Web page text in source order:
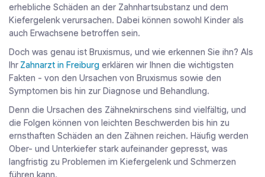
erhebliche Schäden an der Zahnhartsubstanz und dem
Kiefergelenk verursachen. Dabei können sowohl Kinder als
auch Erwachsene betroffen sein.
Doch was genau ist Bruxismus, und wie erkennen Sie ihn? Als
Ihr Zahnarzt in Freiburg erklären wir Ihnen die wichtigsten
Fakten - von den Ursachen von Bruxismus sowie den
Symptomen bis hin zur Diagnose und Behandlung.
Denn die Ursachen des Zähneknirschens sind vielfältig, und
die Folgen können von leichten Beschwerden bis hin zu
ernsthaften Schäden an den Zähnen reichen. Häufig werden
Ober- und Unterkiefer stark aufeinander gepresst, was
langfristig zu Problemen im Kiefergelenk und Schmerzen
führen kann.